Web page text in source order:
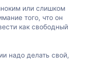
или слишком
того, что он
как свободный
надо делать свой,